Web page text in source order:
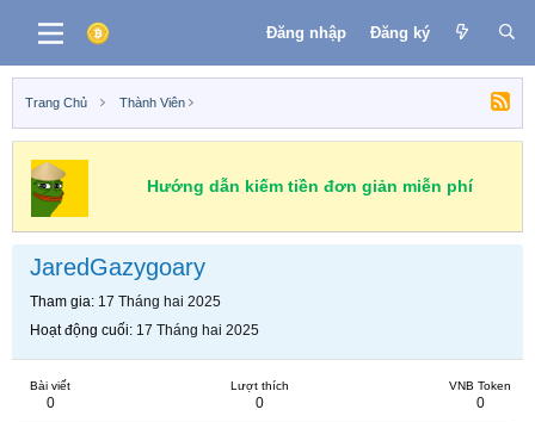
Đăng nhập Đăng ký
Trang Chủ Thành Viên
Hướng dẫn kiếm tiền đơn giản miễn phí
JaredGazygoary
Tham gia 17 Tháng hai 2025
Hoạt động cuối 17 Tháng hai 2025
Bài viết
0
Lượt thích
0
VNB Token
0